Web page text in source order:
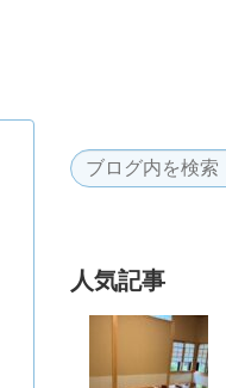
人気記事